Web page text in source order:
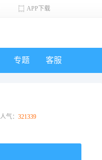
APP下载
专题 客服
人气： 321339